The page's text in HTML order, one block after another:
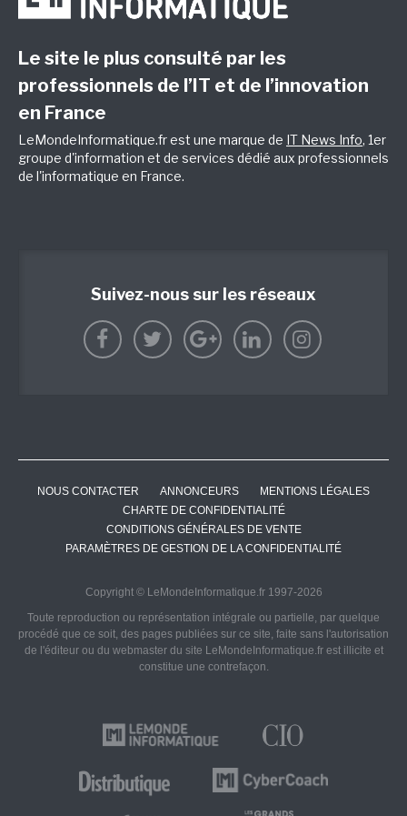
Le site le plus consulté par les
professionnels de l’IT et de l’innovation
en France
LeMondeInformatique.fr est une marque de IT News Info, 1er
groupe d'information et de services dédié aux professionnels
de l'informatique en France.
Suivez-nous sur les réseaux
NOUS CONTACTER ANNONCEURS
MENTIONS LÉGALES
CHARTE DE CONFIDENTIALITÉ
CONDITIONS GÉNÉRALES DE VENTE
PARAMÈTRES DE GESTION DE LA CONFIDENTIALITÉ
Copyright © LeMondeInformatique.fr 1997-2026
Toute reproduction ou représentation intégrale ou partielle, par quelque
procédé que ce soit, des pages publiées sur ce site, faite sans l'autorisation
de l'éditeur ou du webmaster du site LeMondeInformatique.fr est illicite et
constitue une contrefaçon.